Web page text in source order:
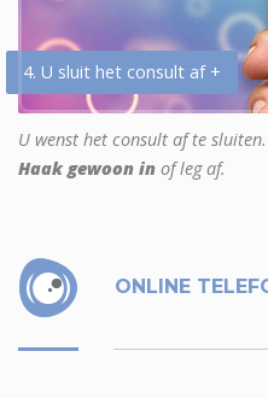
4. U sluit het consult af +
U wenst het consult af te sluiten.
Haak gewoon in of leg af.
ONLINE